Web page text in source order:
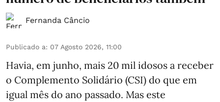
Fernanda Câncio
Publicado a: 07 Agosto 2026, 11:00
Havia, em junho, mais 20 mil idosos a receber
o Complemento Solidário (CSI) do que em
igual mês do ano passado. Mas este